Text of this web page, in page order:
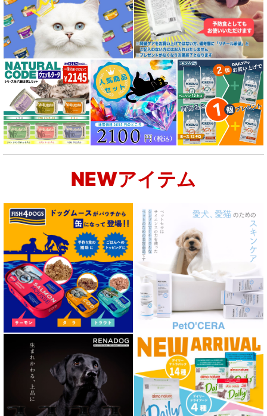
パピー用 フード for DOG
成犬用 フード for DOG
シニア犬用フード for DOG
食物アレルギー対応 ドッグフード
腎臓ケア対応ドッグフード
肝臓ケア対応ドッグフード
肥満ケア対応 フード for DOG
泌尿器ケア対応 フード for DOG
胃腸ケア対応 フード for DOG
口腔内・喉ケア対応商品 犬用
NEWアイテム